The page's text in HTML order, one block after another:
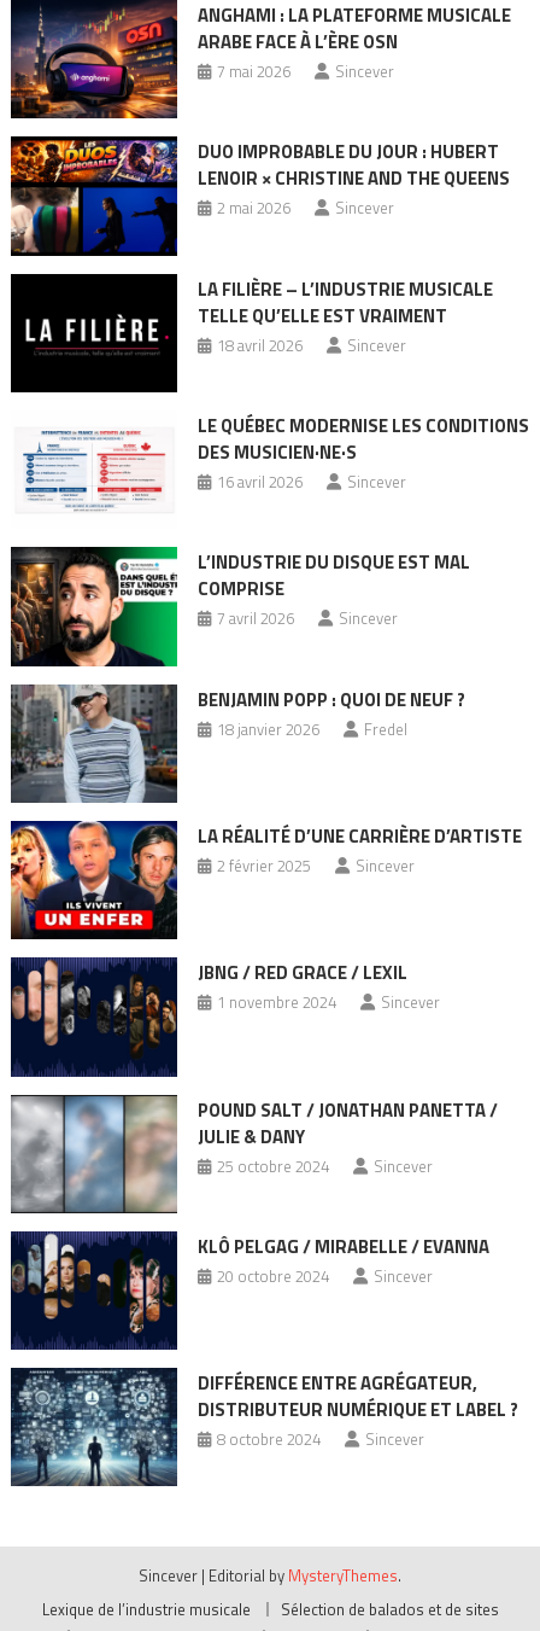
ANGHAMI : LA PLATEFORME MUSICALE
ARABE FACE À L’ÈRE OSN
7 mai 2026 Sincever
DUO IMPROBABLE DU JOUR : HUBERT
LENOIR × CHRISTINE AND THE QUEENS
2 mai 2026 Sincever
LA FILIÈRE – L’INDUSTRIE MUSICALE
TELLE QU’ELLE EST VRAIMENT
18 avril 2026 Sincever
LE QUÉBEC MODERNISE LES CONDITIONS
DES MUSICIEN·NE·S
16 avril 2026 Sincever
L’INDUSTRIE DU DISQUE EST MAL
COMPRISE
7 avril 2026 Sincever
BENJAMIN POPP : QUOI DE NEUF ?
18 janvier 2026 Fredel
LA RÉALITÉ D’UNE CARRIÈRE D’ARTISTE
2 février 2025 Sincever
JBNG / RED GRACE / LEXIL
1 novembre 2024 Sincever
POUND SALT / JONATHAN PANETTA /
JULIE & DANY
25 octobre 2024 Sincever
KLÔ PELGAG / MIRABELLE / EVANNA
20 octobre 2024 Sincever
DIFFÉRENCE ENTRE AGRÉGATEUR,
DISTRIBUTEUR NUMÉRIQUE ET LABEL ?
8 octobre 2024 Sincever
Sincever | Editorial by MysteryThemes.
Lexique de l’industrie musicale
Sélection de balados et de sites